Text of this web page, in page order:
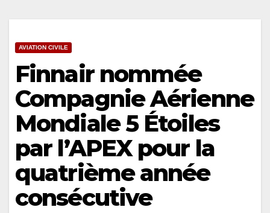
AVIATION CIVILE
Finnair nommée
Compagnie Aérienne
Mondiale 5 Étoiles
par l’APEX pour la
quatrième année
consécutive